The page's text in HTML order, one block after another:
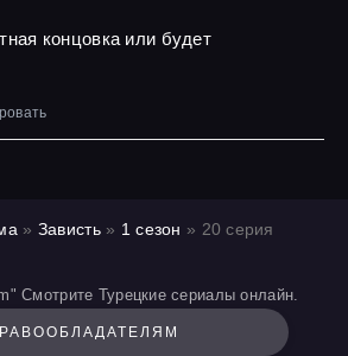
концовка или будет
» Зависть» 1 сезон » 20 серия
Смотрите Турецкие сериалы онлайн.